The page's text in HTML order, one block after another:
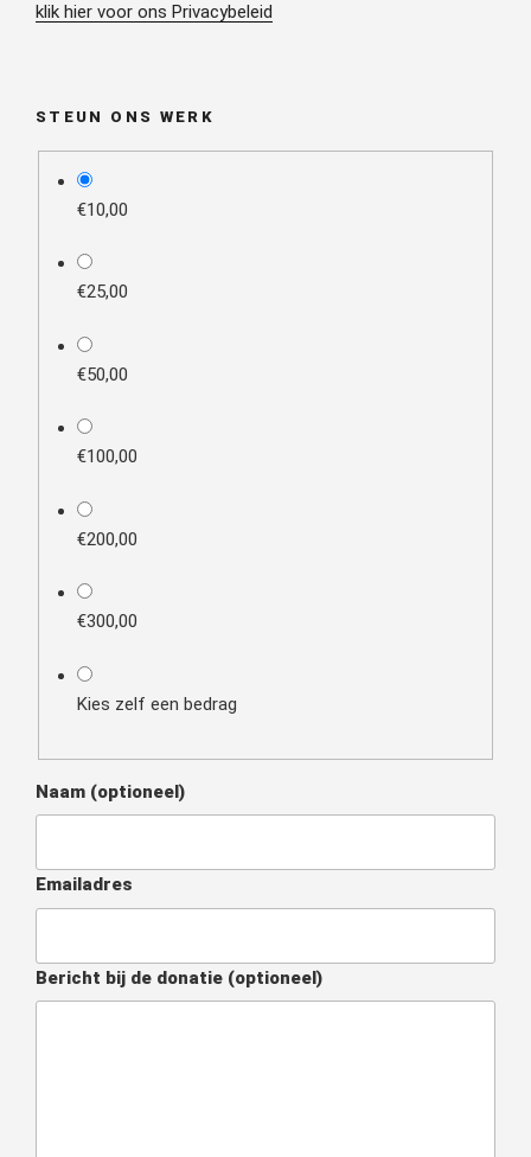
klik hier voor ons Privacybeleid
STEUN ONS WERK
plan_select
€10,00
€25,00
€50,00
€100,00
€200,00
€300,00
Kies zelf een bedrag
Naam (optioneel)
Emailadres
Bericht bij de donatie (optioneel)